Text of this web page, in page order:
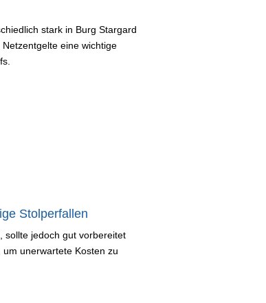
stark in Burg Stargard
eine wichtige
Stolperfallen
sollte jedoch gut vorbereitet
unerwartete Kosten zu